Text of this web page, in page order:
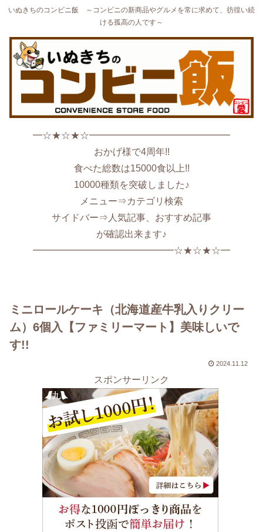
いぬきちのコンビニ飯 ～コンビニの新商品やグルメを常に求めて、彷徨い続
ける孤高の人です～
━☆★☆★☆━━━━━━━━━━━━━━━
おかげ様で4周年!!
食べた総数は15000食以上!!
10000種類を突破しました♪
メニュー⇒カテゴリ検索
サイドバー⇒人気記事、おすすめ記事
が確認出来ます♪
━━━━━━━━━━━━━━━☆★☆★☆━
ミニロールケーキ（北海道産牛乳入りクリー
ム）6個入【ファミリーマート】美味しいで
す!!
2024.11.12
スポンサーリンク